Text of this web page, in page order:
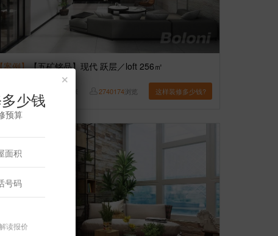
案例】【五矿铭品】现代 跃层／loft 256㎡
2740174浏览 这样装修多少钱?
×
少钱
预算
读报价